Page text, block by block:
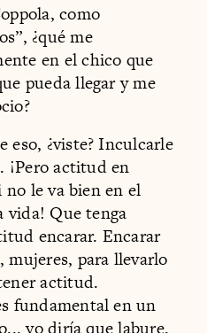
como
¿qué me
en el chico que
pueda llegar y me
¿viste? Inculcarle
¡Pero actitud en
le va bien en el
vida! Que tenga
encarar. Encarar
mujeres, para llevarlo
actitud.
fundamental en un